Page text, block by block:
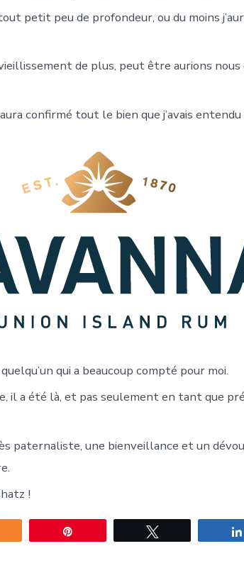
petit peu de profondeur, ou du moins
de plus, peut être aurions nous
confirmé tout le bien que j’avais
qui a beaucoup compté pour moi.
il a été là, et pas seulement en tant que
paternaliste, une bienveillance et un
!